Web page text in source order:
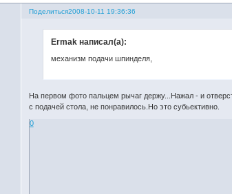
Поделиться2008-10-11 19:36:36
Ermak написал(а):
механизм подачи шпинделя,
На первом фото пальцем рычаг держу...Нажал - и
с подачей стола, не понравилось.Но это субьективно.
0